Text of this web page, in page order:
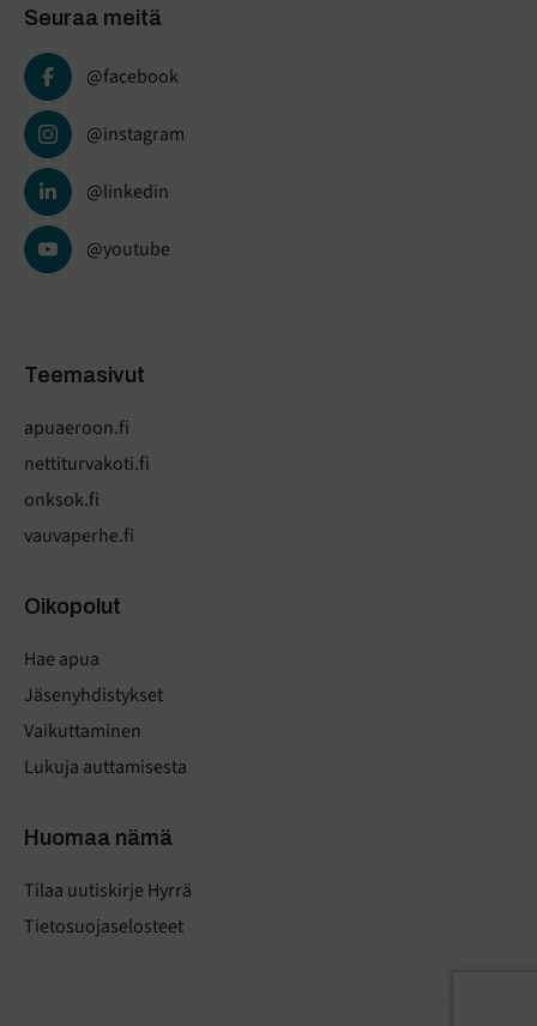
Seuraa meitä
@facebook
@instagram
@linkedin
@youtube
Teemasivut
apuaeroon.fi
nettiturvakoti.fi
onksok.fi
vauvaperhe.fi
Oikopolut
Hae apua
Jäsenyhdistykset
Vaikuttaminen
Lukuja auttamisesta
Huomaa nämä
Tilaa uutiskirje Hyrrä
Tietosuojaselosteet